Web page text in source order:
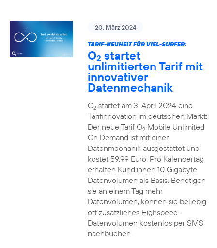
20. März 2024
TARIF-NEUHEIT FÜR VIEL-SURFER:
O2 startet
unlimitierten Tarif mit
innovativer
Datenmechanik
O2startet am 3. April 2024 eine
Tarifinnovation im deutschen Markt:
Der neue Tarif O2Mobile Unlimited
On Demand ist mit einer
Datenmechanik ausgestattet und
kostet 59,99 Euro. Pro Kalendertag
erhalten Kund:innen 10 Gigabyte
Datenvolumen als Basis. Benötigen
sie an einem Tag mehr
Datenvolumen, können sie beliebig
oft zusätzliches Highspeed-
Datenvolumen kostenlos per SMS
nachbuchen.